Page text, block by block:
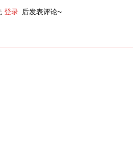
登录 后发表评论~